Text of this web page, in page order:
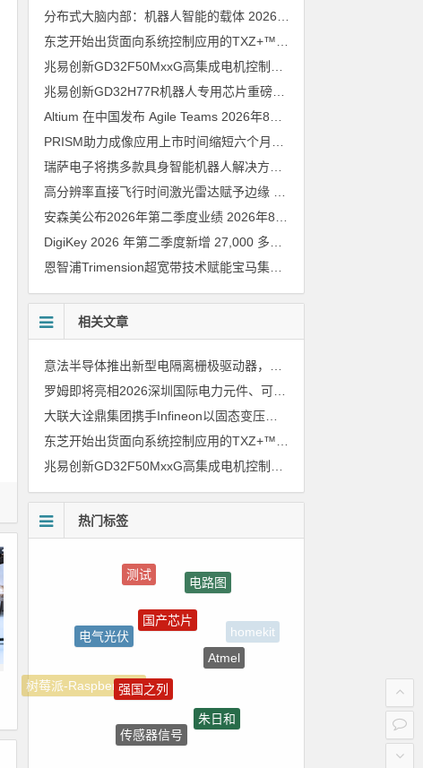
分布式大脑内部：机器人智能的载体 2026年8月6日
兆易创新GD32H77R机器人专用芯片重磅亮相，精准赋能伺服驱动与关节控制
Altium 在中国发布 Agile Teams 2026年8月6日
安森美公布2026年第二季度业绩 2026年8月6日
恩智浦Trimension超宽带技术赋能宝马集团Digital Key Plus及生命体存在检测功能
相关文章
罗姆即将亮相2026深圳国际电力元件、可再生能源管理展览会暨研讨会
大联大诠鼎集团携手Infineon以固态变压器重构配电效率新标杆
热门标签
测试
电路图
homekit
树莓派-Raspberry Pi
电气光伏
Atmel
朱日和
传感器信号